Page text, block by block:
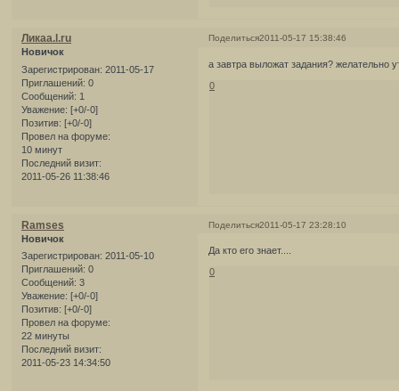
Поделиться2011-05-17 15:38:46
Ликаа.l.ru
Новичок
Зарегистрирован: 2011-05-17
Приглашений: 0
Сообщений: 1
Уважение: [+0/-0]
Позитив: [+0/-0]
Провел на форуме:
10 минут
Последний визит:
2011-05-26 11:38:46
а завтра выложат задания? желательно
0
Поделиться2011-05-17 23:28:10
Ramses
Новичок
Зарегистрирован: 2011-05-10
Приглашений: 0
Сообщений: 3
Уважение: [+0/-0]
Позитив: [+0/-0]
Провел на форуме:
22 минуты
Последний визит:
2011-05-23 14:34:50
Да кто его знает....
0